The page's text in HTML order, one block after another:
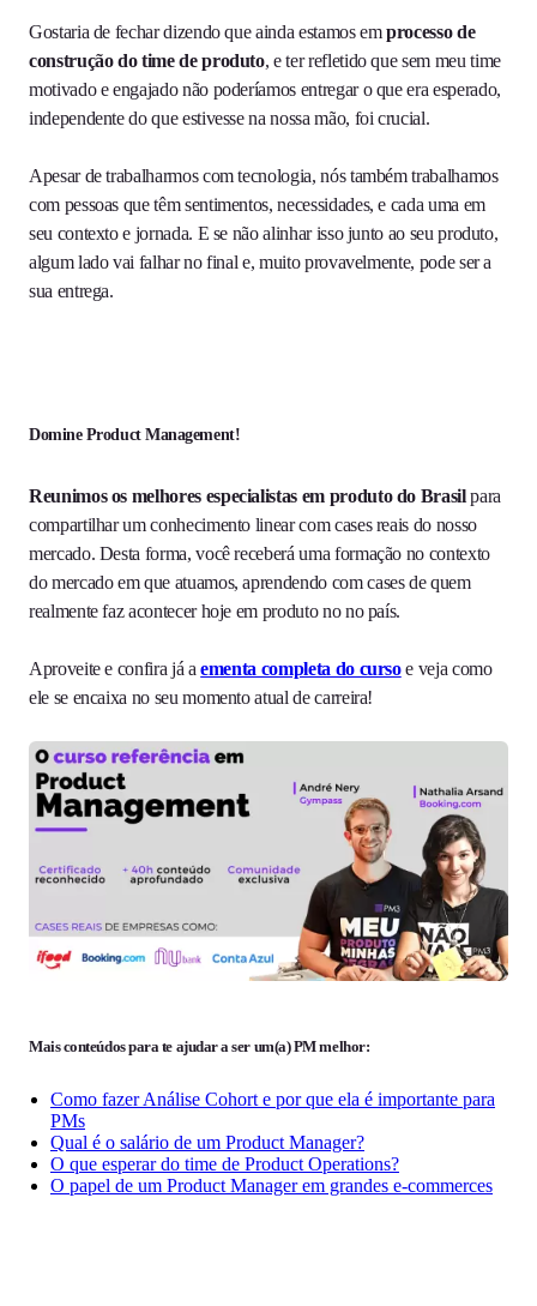
Gostaria de fechar dizendo que ainda estamos emprocesso de
construção do time de produto, e ter refletido que sem meu time
motivado e engajado não poderíamos entregar o que era esperado,
independente do que estivesse na nossa mão, foi crucial.
Apesar de trabalharmos com tecnologia, nós também trabalhamos
com pessoas que têm sentimentos, necessidades, e cada uma em
seu contexto e jornada. E se não alinhar isso junto ao seu produto,
algum lado vai falhar no final e, muito provavelmente, pode ser a
sua entrega.
Domine Product Management!
Reunimos os melhores especialistas em produto do Brasilpara
compartilhar um conhecimento linear com cases reais do nosso
mercado. Desta forma, você receberá uma formação no contexto
do mercado em que atuamos, aprendendo com cases de quem
realmente faz acontecer hoje em produto no no país.
Aproveite e confira já aementa completa do cursoe veja como
ele se encaixa no seu momento atual de carreira!
Mais conteúdos para te ajudar a ser um(a) PM melhor:
Como fazer Análise Cohort e por que ela é importante para
PMs
Qual é o salário de um Product Manager?
O que esperar do time de Product Operations?
O papel de um Product Manager em grandes e-commerces